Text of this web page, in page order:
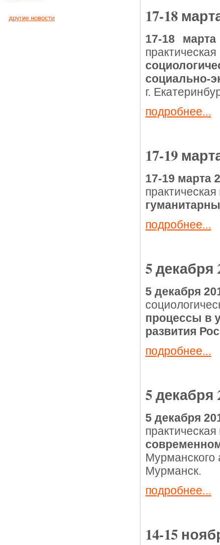
другие новости 17-18
17-18
социально-
г.
подробнее...
17-19
17-19 марта
подробнее...
5 декабря
5 декабря
процессы в
развития
подробнее...
5 декабря
5 декабря
Мурманского
Мурманск.
подробнее...
14-15